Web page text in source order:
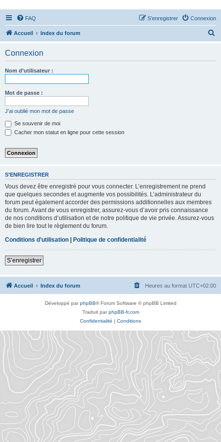
FAQ Connexion
S’enregistrer
Accueil Index du forum
Connexion
Nom d’utilisateur :
Mot de passe :
J’ai oublié mon mot de passe
Se souvenir de moi
Cacher mon statut en ligne pour cette session
S’ENREGISTRER
Vous devez être enregistré pour vous connecter. L’enregistrement ne prend
que quelques secondes et augmente vos possibilités. L’administrateur du
forum peut également accorder des permissions additionnelles aux membres
du forum. Avant de vous enregistrer, assurez-vous d’avoir pris connaissance
de nos conditions d’utilisation et de notre politique de vie privée. Assurez-vous
de bien lire tout le règlement du forum.
Conditions d’utilisation | Politique de confidentialité
S’enregistrer
Accueil Index du forum Heures au format UTC+02:00
Développé parphpBB® Forum Software © phpBB Limited
Traduit parphpBB-fr.com
Confidentialité | Conditions